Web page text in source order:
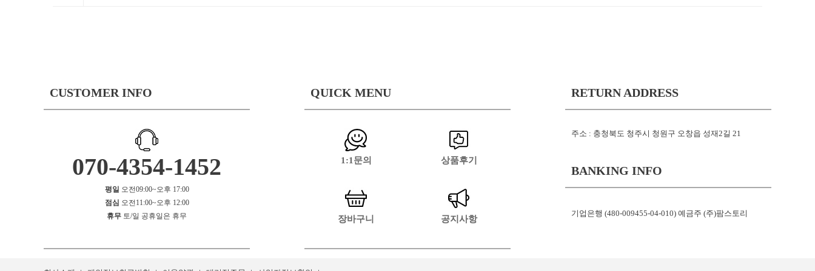
CUSTOMER INFO
070-4354-1452
평일 오전09:00~오후 17:00
점심 오전11:00~오후 12:00
휴무 토/일 공휴일은 휴무
QUICK MENU
1:1문의 상품후기
장바구니 공지사항
RETURN ADDRESS
주소 : 충청북도 청주시 청원구 오창읍 성재2길 21
BANKING INFO
기업은행 (480-009455-04-010) 예금주 (주)팜스토리